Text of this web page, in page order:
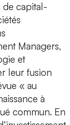
de capital-
Managers,
et
leur fusion
« au
à
commun. En